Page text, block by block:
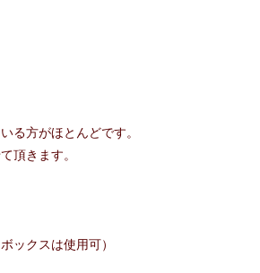
る方がほとんどです。
頂きます。
ックスは使用可）